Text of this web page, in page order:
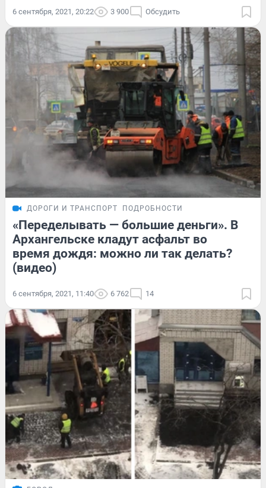
6 сентября, 2021, 20:22 3 900 Обсудить
ДОРОГИ И ТРАНСПОРТ ПОДРОБНОСТИ
«Переделывать — большие деньги». В
Архангельске кладут асфальт во
время дождя: можно ли так делать?
(видео)
6 сентября, 2021, 11:40 6 762 14